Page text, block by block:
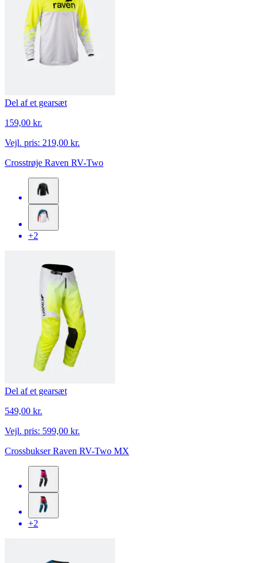
Del af et gearsæt
159,00 kr.
Vejl. pris: 219,00 kr.
Crosstrøje Raven RV-Two
+2
Del af et gearsæt
549,00 kr.
Vejl. pris: 599,00 kr.
Crossbukser Raven RV-Two MX
+2